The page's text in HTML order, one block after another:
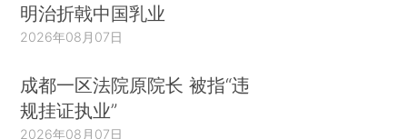
明治折戟中国乳业
2026年08月07日
成都一区法院原院长 被指“违
规挂证执业”
2026年08月07日